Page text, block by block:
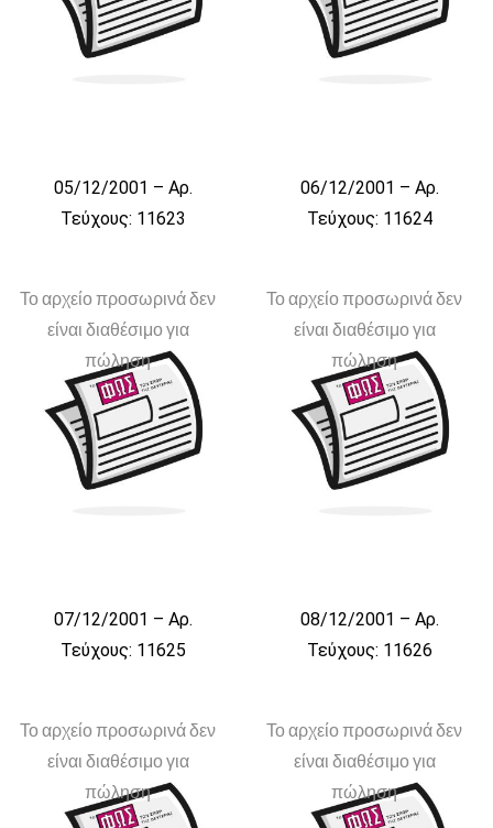
05/12/2001 – Αρ.
Τεύχους: 11623
06/12/2001 – Αρ.
Τεύχους: 11624
Το αρχείο προσωρινά δεν
είναι διαθέσιμο για
πώληση
07/12/2001 – Αρ.
Τεύχους: 11625
Το αρχείο προσωρινά δεν
είναι διαθέσιμο για
πώληση
08/12/2001 – Αρ.
Τεύχους: 11626
Το αρχείο προσωρινά δεν
είναι διαθέσιμο για
πώληση
Το αρχείο προσωρινά δεν
είναι διαθέσιμο για
πώληση